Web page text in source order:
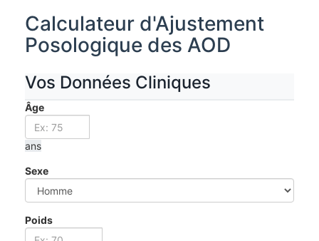
Calculateur d'Ajustement
Posologique des AOD
Vos Données Cliniques
Âge
ans
Sexe
Poids